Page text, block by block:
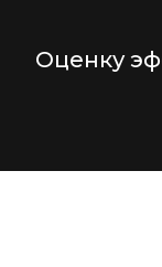
Оценку